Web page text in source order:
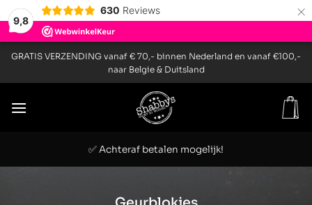
9,8
630 Reviews ×
Ga
inhoud
GRATIS VERZENDING vanaf € 70,- binnen Nederland en vanaf €100,-
naar Belgie & Duitsland
✅ Achteraf betalen mogelijk!